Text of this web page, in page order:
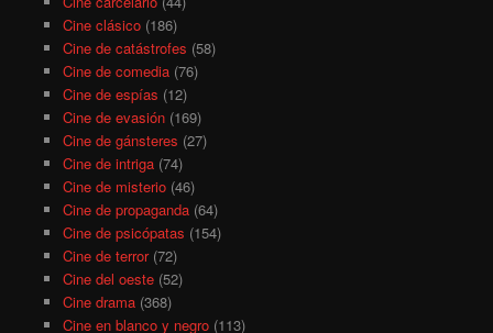
Cine clásico(186)
Cine de catástrofes (58)
Cine de comedia(76)
Cine de espías (12)
Cine de evasión(169)
Cine de gánsteres (27)
Cine de intriga(74)
Cine de misterio(46)
Cine de propaganda(64)
Cine de psicópatas (154)
Cine de terror(72)
Cine del oeste(52)
Cine drama(368)
Cine en blanco y negro(113)